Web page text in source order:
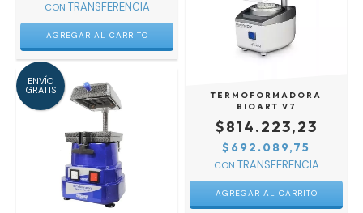
CON
TERMOFORMADORA
BIOART V7
$814.223,23
$692.089,75
CON
ENVÍO
GRATIS